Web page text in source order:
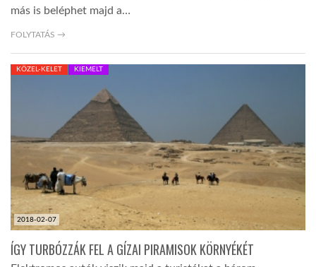
más is beléphet majd a…
FOLYTATÁS →
2018-02-07
KÖZEL-KELET KIEMELT
ÍGY TURBÓZZÁK FEL A GÍZAI PIRAMISOK KÖRNYÉKÉT